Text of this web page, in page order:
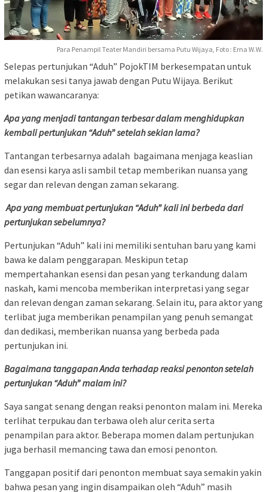
Para Penampil Teater Mandiri bersama Putu Wijaya, Foto : Erna W.W.
Selepas pertunjukan “Aduh” PojokTIM berkesempatan untuk
melakukan sesi tanya jawab dengan Putu Wijaya. Berikut
petikan wawancaranya:
Apa yang menjadi tantangan terbesar dalam menghidupkan
kembali pertunjukan “Aduh” setelah sekian lama?
Tantangan terbesarnya adalah bagaimana menjaga keaslian
dan esensi karya asli sambil tetap memberikan nuansa yang
segar dan relevan dengan zaman sekarang.
Apa yang membuat pertunjukan “Aduh” kali ini berbeda dari
pertunjukan sebelumnya?
Pertunjukan “Aduh” kali ini memiliki sentuhan baru yang kami
bawa ke dalam penggarapan. Meskipun tetap
mempertahankan esensi dan pesan yang terkandung dalam
naskah, kami mencoba memberikan interpretasi yang segar
dan relevan dengan zaman sekarang. Selain itu, para aktor yang
terlibat juga memberikan penampilan yang penuh semangat
dan dedikasi, memberikan nuansa yang berbeda pada
pertunjukan ini.
Bagaimana tanggapan Anda terhadap reaksi penonton setelah
pertunjukan “Aduh” malam ini?
Saya sangat senang dengan reaksi penonton malam ini. Mereka
terlihat terpukau dan terbawa oleh alur cerita serta
penampilan para aktor. Beberapa momen dalam pertunjukan
juga berhasil memancing tawa dan emosi penonton.
Tanggapan positif dari penonton membuat saya semakin yakin
bahwa pesan yang ingin disampaikan oleh “Aduh” masih